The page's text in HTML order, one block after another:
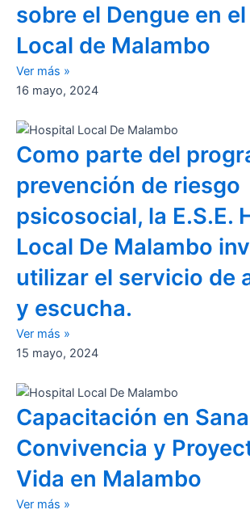
sobre el Dengue en
Local de Malambo
Ver más »
16 mayo, 2024
Como parte del
prevención de riesgo
psicosocial, la E.S.E.
Local De Malambo
utilizar el servicio de
y escucha.
Ver más »
15 mayo, 2024
Capacitación en Sana
Convivencia y
Vida en Malambo
Ver más »